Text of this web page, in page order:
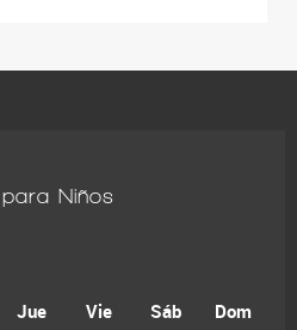
Niños
Jue Vie Sáb
Dom